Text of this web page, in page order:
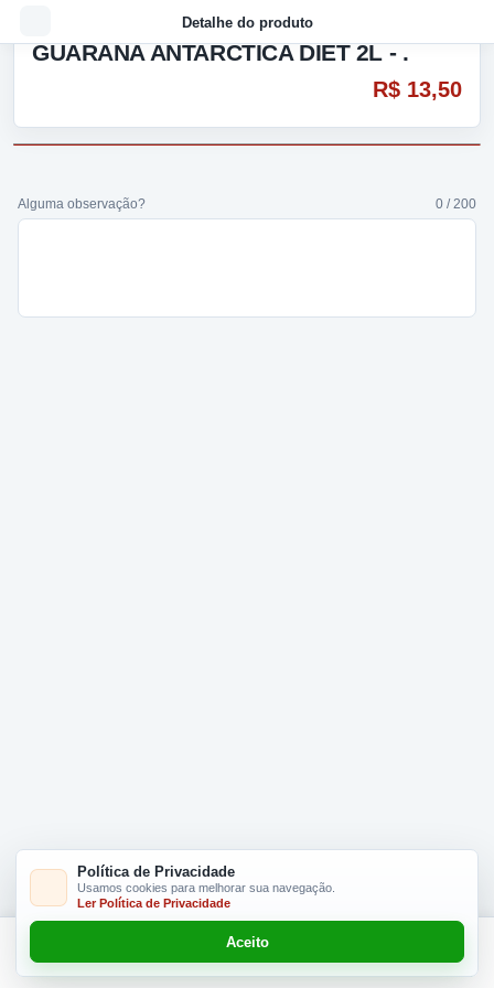
Detalhe do produto
GUARANA ANTARCTICA DIET 2L - .
R$ 13,50
Adicionar R$ 13.50
Alguma observação? 0 / 200
Política de Privacidade
Usamos cookies para melhorar sua navegação.
Ler Política de Privacidade
Aceito